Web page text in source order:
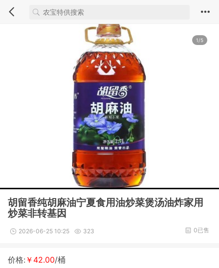
1/5
胡留香纯胡麻油宁夏食用油炒菜煲汤油炸家用
炒菜非转基因
2026-06-25 10:25 323 0已售
价格: ￥42.00/桶